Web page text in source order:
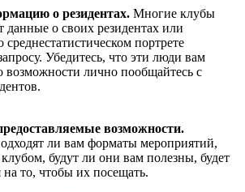
о резидентах. Многие клубы
данные о своих резидентах или
портрете
Убедитесь, что эти люди вам
возможности лично пообщайтесь с
возможности.
ли вам форматы мероприятий,
будут ли они вам полезны, будет
на то, чтобы их посещать.